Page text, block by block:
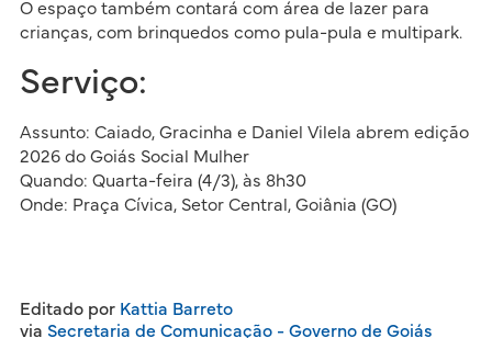
O espaço também contará com área de lazer para
crianças, com brinquedos como pula-pula e multipark.
Serviço:
Assunto: Caiado, Gracinha e Daniel Vilela abrem edição
2026 do Goiás Social Mulher
Quando: Quarta-feira (4/3), às 8h30
Onde: Praça Cívica, Setor Central, Goiânia (GO)
Editado porKattia Barreto
via Secretaria de Comunicação - Governo de Goiás